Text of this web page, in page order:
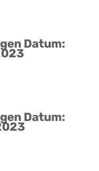
Datum:
Datum: